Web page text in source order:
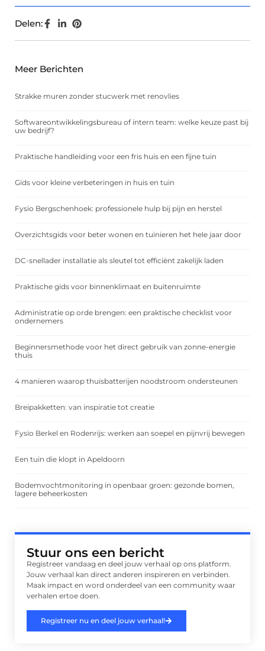
Delen:
Meer Berichten
Strakke muren zonder stucwerk met renovlies
Softwareontwikkelingsbureau of intern team: welke keuze past bij
uw bedrijf?
Praktische handleiding voor een fris huis en een fijne tuin
Gids voor kleine verbeteringen in huis en tuin
Fysio Bergschenhoek: professionele hulp bij pijn en herstel
Overzichtsgids voor beter wonen en tuinieren het hele jaar door
DC-snellader installatie als sleutel tot efficiënt zakelijk laden
Praktische gids voor binnenklimaat en buitenruimte
Administratie op orde brengen: een praktische checklist voor
ondernemers
Beginnersmethode voor het direct gebruik van zonne-energie
thuis
4 manieren waarop thuisbatterijen noodstroom ondersteunen
Breipakketten: van inspiratie tot creatie
Fysio Berkel en Rodenrijs: werken aan soepel en pijnvrij bewegen
Een tuin die klopt in Apeldoorn
Bodemvochtmonitoring in openbaar groen: gezonde bomen,
lagere beheerkosten
Stuur ons een bericht
Registreer vandaag en deel jouw verhaal op ons platform.
Jouw verhaal kan direct anderen inspireren en verbinden.
Maak impact en word onderdeel van een community waar
verhalen ertoe doen.
Registreer nu en deel jouw verhaal!